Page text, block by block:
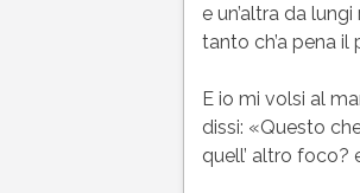
e un’altra da lungi
tanto ch’a pena il
E io mi volsi al
dissi: «Questo
quell’ altro foco?